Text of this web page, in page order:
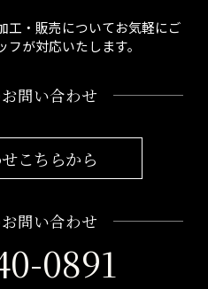
工・販売についてお気軽にご
が対応いたします。
問い合わせ
こちらから
問い合わせ
0891